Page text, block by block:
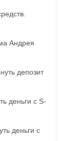
Андрея
депозит
деньги с S-
деньги с